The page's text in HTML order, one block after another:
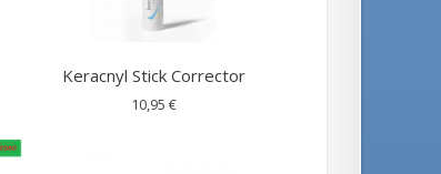
Keracnyl Stick Corrector
10,95 €